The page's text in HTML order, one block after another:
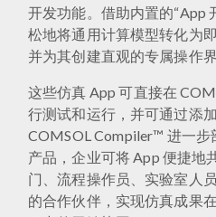
开发功能。借助内置的“App
松地将通用计算模型转化为
并为其创建直观的专属操作界
这些仿真 App 可直接在
行测试和运行，并可通过添
COMSOL Compiler™ 进一步
产品，企业可将 App 便捷地
门、流程操作员、实验室人
的合作伙伴，实现仿真成果